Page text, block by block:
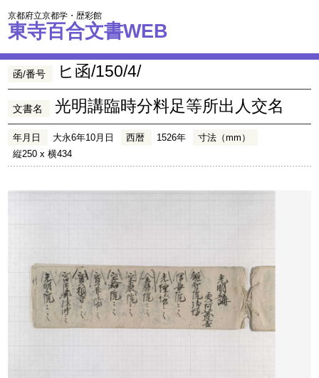
京都府立京都学・歴彩館
東寺百合文書WEB
函/番号 ヒ函/150/4/
文書名 光明講臨時分料足等所出人交名
年月日 大永6年10月日 西暦 1526年
寸法（mm）
縦250 x 横434